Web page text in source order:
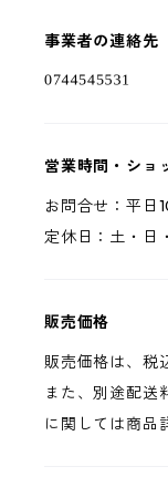
事業者の連絡先
営業時間・ショ
お問合せ：平日
定休日：土・日
販売価格
販売価格は、税
また、別途配送
に関しては商品